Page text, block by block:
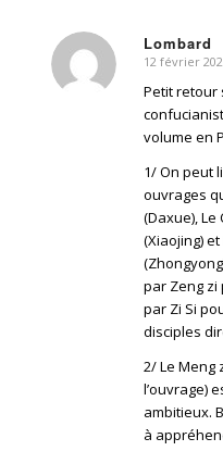
Lombard
dit
:
12 février
Petit retour
volume en
1/ On peut
ouvrages
(Daxue),
(Xiaojing)
par Zeng
par Zi Si
disciples
2/ Le Meng
l’ouvrage)
ambitieux.
à